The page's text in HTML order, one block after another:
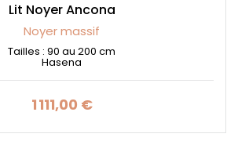
Lit Noyer Ancona
Noyer massif
Tailles : 90 au 200 cm
Hasena
Prix
1 111,00 €